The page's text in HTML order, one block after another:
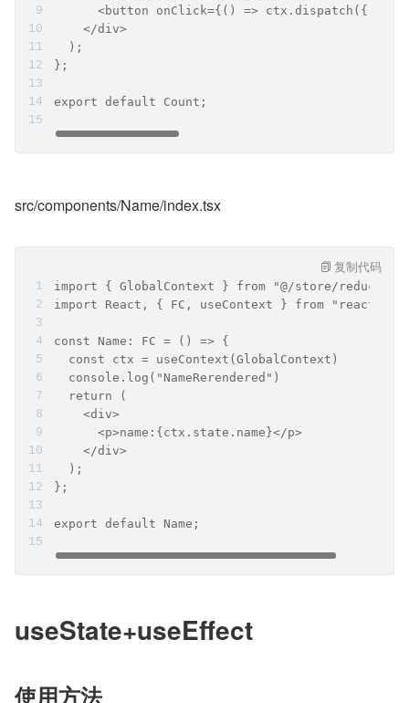
<button onClick={() => ctx.dispatch({
    </div>
  );
};
export default Count;
src/components/Name/index.tsx
import { GlobalContext } from "@/store/reducer";
import React, { FC, useContext } from "react";
const Name: FC = () => {
  const ctx = useContext(GlobalContext)
  console.log("NameRerendered")
  return (
    <div>
      <p>name:{ctx.state.name}</p>
    </div>
  );
};
export default Name;
复制代码
useState+useEffect
使用方法